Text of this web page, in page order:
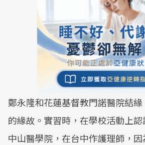
鄭永隆和花蓮基督教門諾醫院結
的緣故。實習時，在學校活動上
中山醫學院，在台中作護理師，